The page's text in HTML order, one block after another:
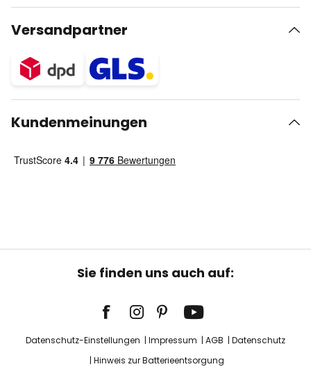
Versandpartner
Kundenmeinungen
Sie finden uns auch auf:
Datenschutz-Einstellungen Impressum AGB
Datenschutz
Hinweis zur Batterieentsorgung